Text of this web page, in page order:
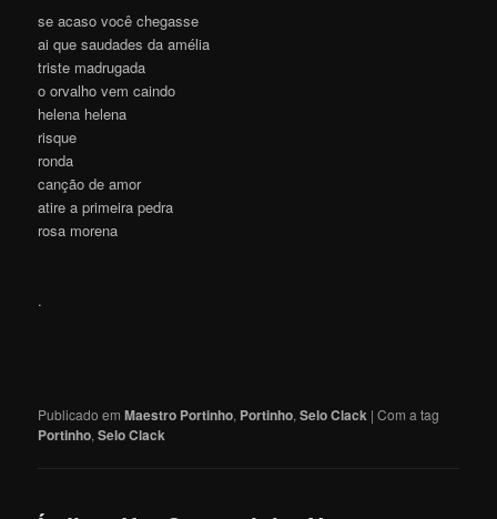
se acaso você chegasse
ai que saudades da amélia
triste madrugada
o orvalho vem caindo
helena helena
risque
ronda
canção de amor
atire a primeira pedra
rosa morena
.
Publicado em Maestro Portinho, Portinho,Selo Clack |Com a tag
Portinho,Selo Clack